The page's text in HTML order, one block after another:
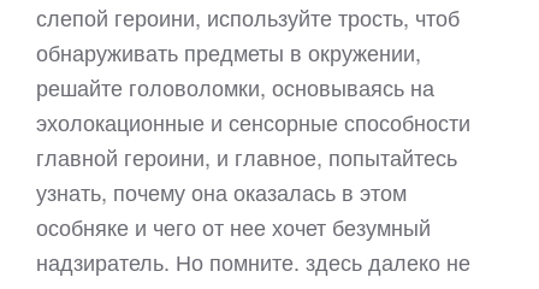
слепой героини, используйте трость, чтоб
обнаруживать предметы в окружении,
решайте головоломки, основываясь на
эхолокационные и сенсорные способности
главной героини, и главное, попытайтесь
узнать, почему она оказалась в этом
особняке и чего от нее хочет безумный
надзиратель. Но помните. здесь далеко не